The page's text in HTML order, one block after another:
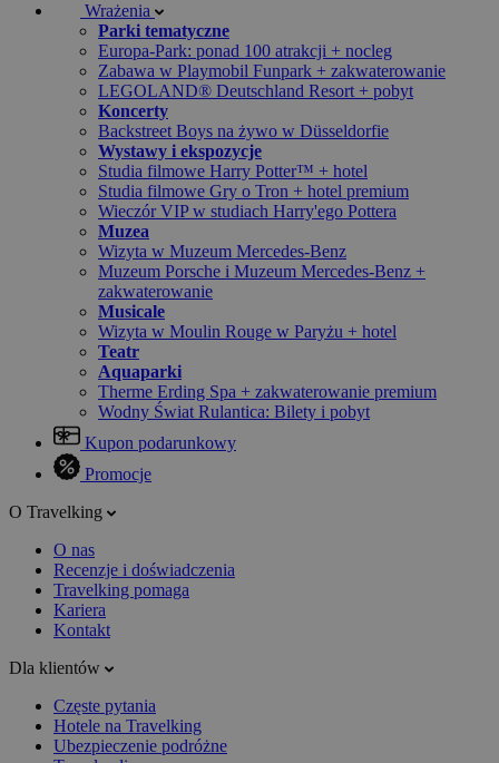
Wrażenia
Parki tematyczne
Europa-Park: ponad 100 atrakcji + nocleg
Zabawa w Playmobil Funpark + zakwaterowanie
LEGOLAND® Deutschland Resort + pobyt
Koncerty
Backstreet Boys na żywo w Düsseldorfie
Wystawy i ekspozycje
Studia filmowe Harry Potter™ + hotel
Studia filmowe Gry o Tron + hotel premium
Wieczór VIP w studiach Harry'ego Pottera
Muzea
Wizyta w Muzeum Mercedes-Benz
Muzeum Porsche i Muzeum Mercedes-Benz +
zakwaterowanie
Musicale
Wizyta w Moulin Rouge w Paryżu + hotel
Teatr
Aquaparki
Therme Erding Spa + zakwaterowanie premium
Wodny Świat Rulantica: Bilety i pobyt
Kupon podarunkowy
Promocje
O Travelking
O nas
Recenzje i doświadczenia
Travelking pomaga
Kariera
Kontakt
Dla klientów
Częste pytania
Hotele na Travelking
Ubezpieczenie podróżne